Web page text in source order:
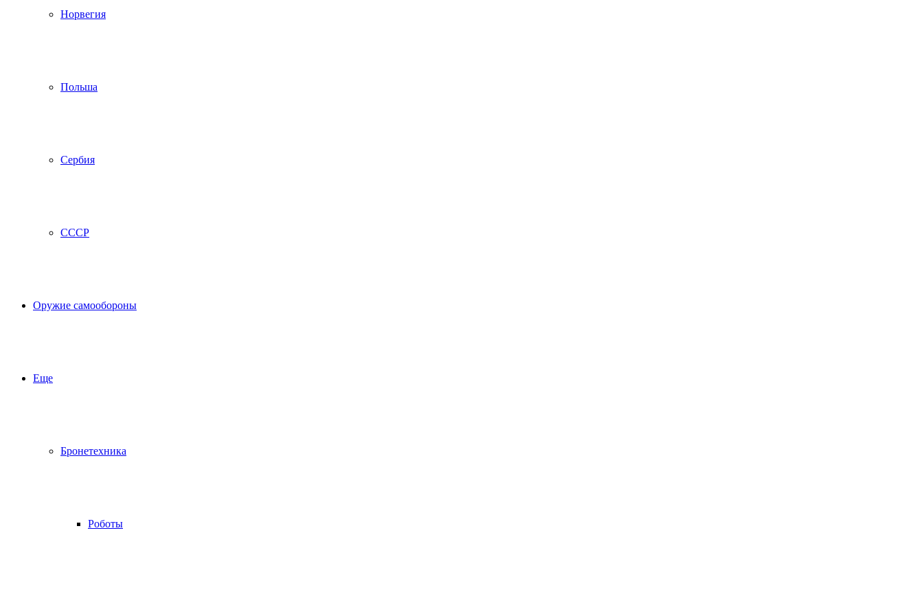
Норвегия
Польша
Сербия
СССР
Оружие самообороны
Еще
Бронетехника
Роботы